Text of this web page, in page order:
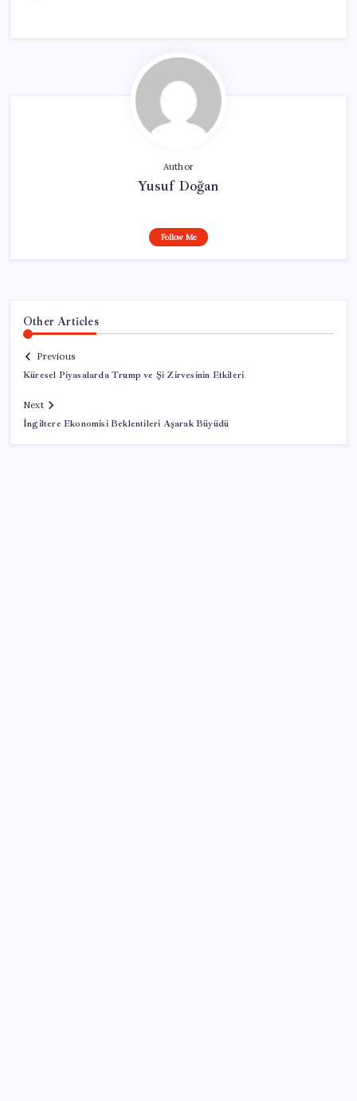
Author
Yusuf Doğan
Follow Me
Other Articles
Previous
Küresel Piyasalarda Trump ve Şi Zirvesinin Etkileri
Next
İngiltere Ekonomisi Beklentileri Aşarak Büyüdü